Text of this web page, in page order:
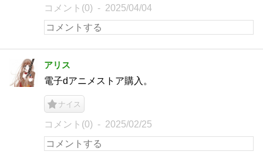
コメント(0) 2025/04/04
アリス
電子dアニメストア購入。
ナイス
コメント(0) 2025/02/25